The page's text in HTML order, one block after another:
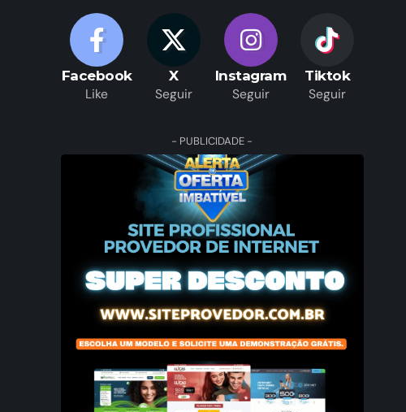
Facebook
Like
X
Seguir
Instagram
Seguir
Tiktok
Seguir
- PUBLICIDADE -